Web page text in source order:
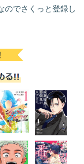
のでさくっと登録し